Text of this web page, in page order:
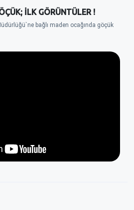
İLK GÖRÜNTÜLER !
bağlı maden ocağında göçük